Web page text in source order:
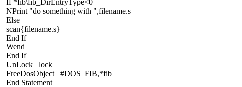
If *fib\fib_DirEntryType<0
NPrint "do something with ",filename.s
Else
scan{filename.s}
End If
Wend
End If
UnLock_ lock
FreeDosObject_ #DOS_FIB,*fib
End Statement